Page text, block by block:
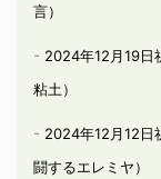
言）
2024年12月19日
粘土）
2024年12月12日
闘するエレミヤ）